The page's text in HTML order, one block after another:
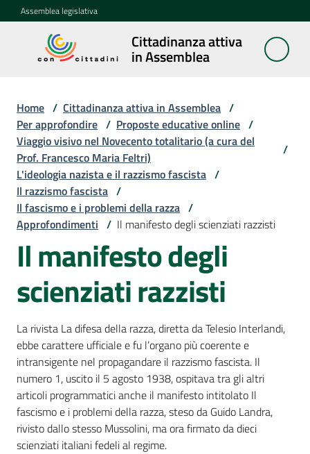
Vai al contenuto
Vai alla navigazione
Vai al footer
Assemblea legislativa
Cittadinanza attiva
in Assemblea
Cittadinanza
attiva in
Concittadini
Porte
aperte
in
Assemblea
Mostre
itineranti
Percorsi
sulla
memoria
Seguici
su
Home / Cittadinanza attiva in Assemblea /
Per approfondire / Proposte educative online /
Viaggio visivo nel Novecento totalitario (a cura del
Prof. Francesco Maria Feltri)
/
L'ideologia nazista e il razzismo fascista /
Il razzismo fascista /
Il fascismo e i problemi della razza /
Approfondimenti / Il manifesto degli scienziati razzisti
Il manifesto degli
scienziati razzisti
La rivista La difesa della razza, diretta da Telesio Interlandi,
ebbe carattere ufficiale e fu l’organo più coerente e
intransigente nel propagandare il razzismo fascista. Il
numero 1, uscito il 5 agosto 1938, ospitava tra gli altri
articoli programmatici anche il manifesto intitolato Il
fascismo e i problemi della razza, steso da Guido Landra,
rivisto dallo stesso Mussolini, ma ora firmato da dieci
scienziati italiani fedeli al regime.